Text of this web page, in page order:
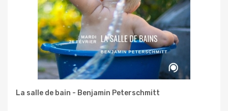
La salle de bain - Benjamin Peterschmitt